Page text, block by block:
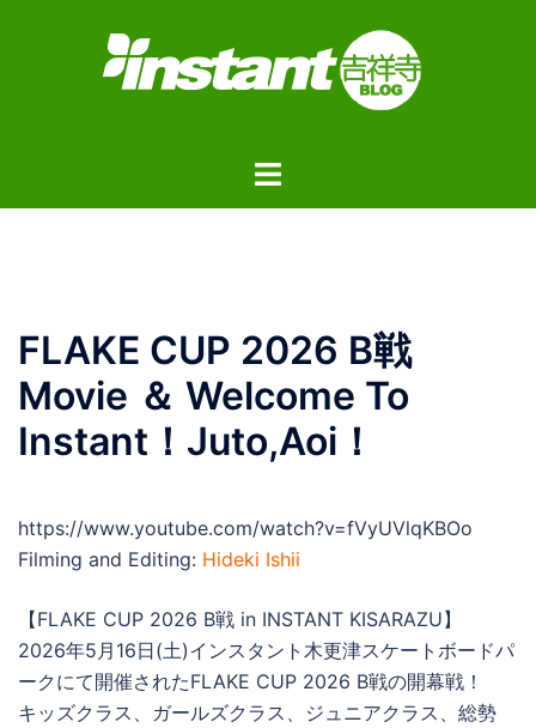
ト
ー
FLAKE CUP 2026 B戦
Movie ＆ Welcome To
Instant！Juto,Aoi！
https://www.youtube.com/watch?v=fVyUVlqKBOo
Filming and Editing: Hideki Ishii
【FLAKE CUP 2026 B戦 in INSTANT KISARAZU】
2026年5月16日(土)インスタント木更津スケートボードパ
ークにて開催されたFLAKE CUP 2026 B戦の開幕戦！
キッズクラス、ガールズクラス、ジュニアクラス、総勢